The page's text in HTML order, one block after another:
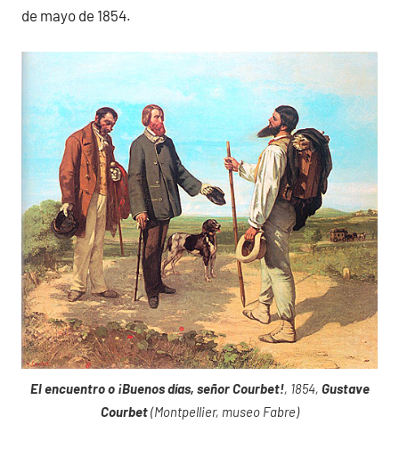
de mayo de 1854.
El encuentro o ¡Buenos días, señor Courbet!, 1854, Gustave
Courbet(Montpellier, museo Fabre)